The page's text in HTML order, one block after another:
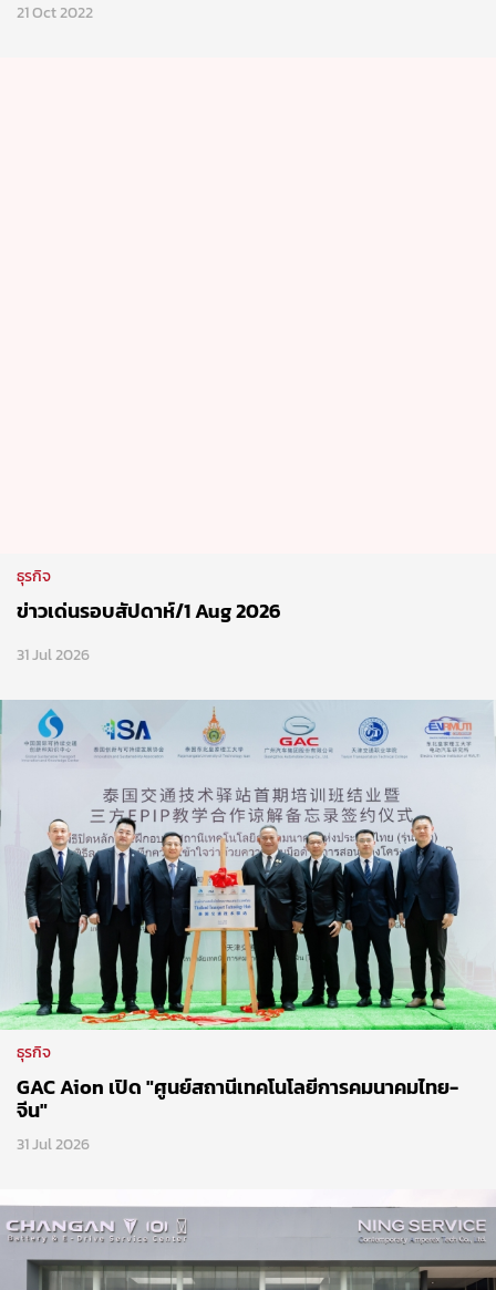
21 Oct 2022
ธุรกิจ
GAC Aion เปิด "ศูนย์สถานีเทคโนโลยีการคมนาคมไทย-
จีน"
31 Jul 2026